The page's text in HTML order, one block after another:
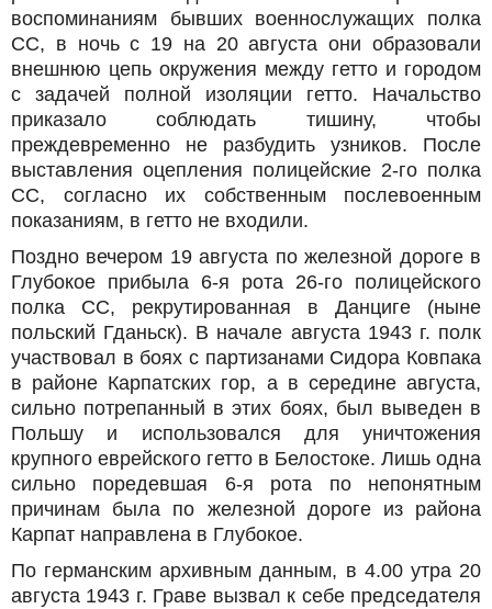
воспоминаниям бывших военнослужащих полка
СС, в ночь с 19 на 20 августа они образовали
внешнюю цепь окружения между гетто и городом
с задачей полной изоляции гетто. Начальство
приказало соблюдать тишину, чтобы
преждевременно не разбудить узников. После
выставления оцепления полицейские 2-го полка
СС, согласно их собственным послевоенным
показаниям, в гетто не входили.
Поздно вечером 19 августа по железной дороге в
Глубокое прибыла 6-я рота 26-го полицейского
полка СС, рекрутированная в Данциге (ныне
польский Гданьск). В начале августа 1943 г. полк
участвовал в боях с партизанами Сидора Ковпака
в районе Карпатских гор, а в середине августа,
сильно потрепанный в этих боях, был выведен в
Польшу и использовался для уничтожения
крупного еврейского гетто в Белостоке. Лишь одна
сильно поредевшая 6-я рота по непонятным
причинам была по железной дороге из района
Карпат направлена в Глубокое.
По германским архивным данным, в 4.00 утра 20
августа 1943 г. Граве вызвал к себе председателя